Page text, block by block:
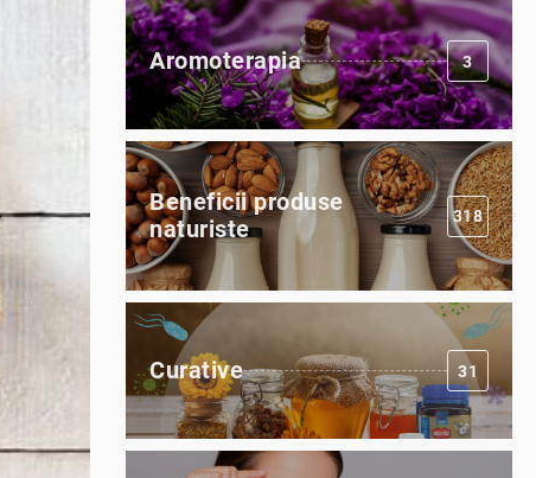
Aromoterapia 3
Beneficii produse
naturiste
318
Curative 31